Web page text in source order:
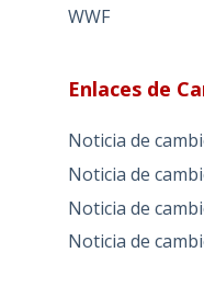
WWF
Enlaces de
Noticia de
Noticia de
Noticia de
Noticia de